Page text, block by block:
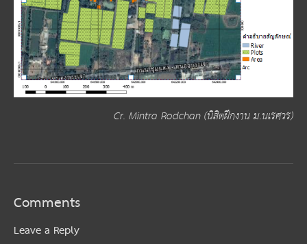
Cr. Mintra Rodchan (นิสิตฝึกงาน ม.นเรศวร)
Comments
Leave a Reply